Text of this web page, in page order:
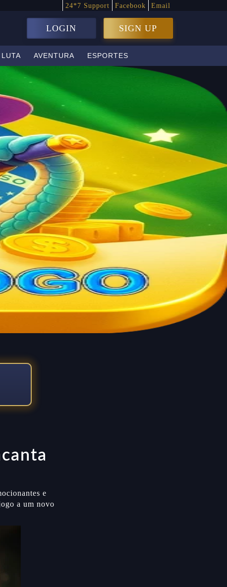
24*7 Support Facebook Email
LOGIN SIGN UP
LUTA AVENTURA ESPORTES
e
a um novo